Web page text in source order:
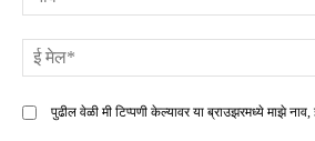
पुढील वेळी मी टिप्पणी केल्यावर या ब्राउझरमध्ये माझे